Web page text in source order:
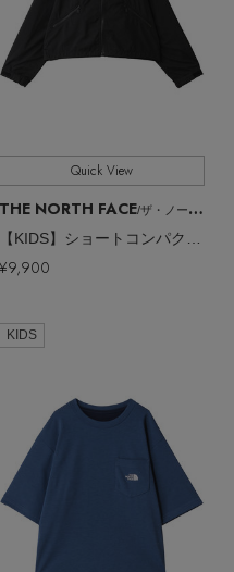
すべて
全ての価格
Quick View
THE NORTH FACE/ザ・ノース・フェイス
¥9,900
KIDS